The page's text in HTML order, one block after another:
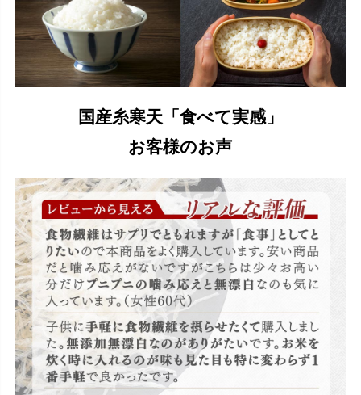
国産糸寒天「食べて実感」
お客様のお声